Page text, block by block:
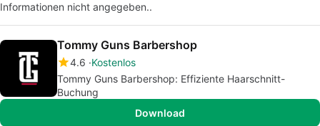
Informationen nicht angegeben..
Tommy Guns Barbershop
4.6 Kostenlos
Tommy Guns Barbershop: Effiziente Haarschnitt-
Buchung
Download